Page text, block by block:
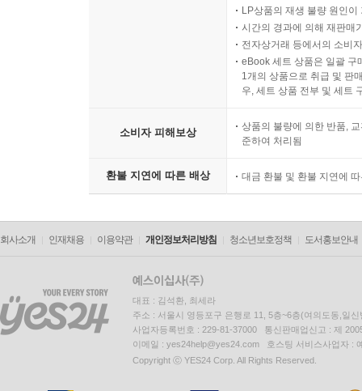
LP상품의 재생 불량 원인
시간의 경과에 의해 재판매
전자상거래 등에서의 소비
eBook 세트 상품은 일괄 구
1개의 상품으로 취급 및 판
우, 세트 상품 전부 및 세트
소비자 피해보상
상품의 불량에 의한 반품,
준하여 처리됨
환불 지연에 따른 배상 대금 환불 및 환불 지연에
회사소개 인재채용 이용약관 개인정보처리방침 청소년보호정책 도서홍보안내
대표 : 김석환, 최세라
주소 : 서울시 영등포구 은행로 11, 5층~6층(여의도동,일신
사업자등록번호 : 229-81-37000 통신판매업신고 : 제
이메일 : yes24help@yes24.com 호스팅 서비스사업자 :
Copyright ⓒ YES24 Corp. All Rights Reserved.